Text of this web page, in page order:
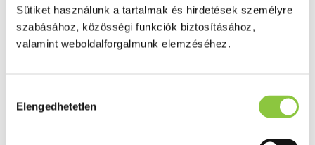
Sütiket használunk a tartalmak és hirdetések személyre
szabásához, közösségi funkciók biztosításához,
valamint weboldalforgalmunk elemzéséhez.
kiválasztása
Elengedhetetlen
1. Milyen típusú gyógyszer a Canesten Kombi Uno 500 mg
lágy hüvelykapszula és krém és milyen betegségek esetén
alkalmazható?
hatóanyaga a klotrimazol.